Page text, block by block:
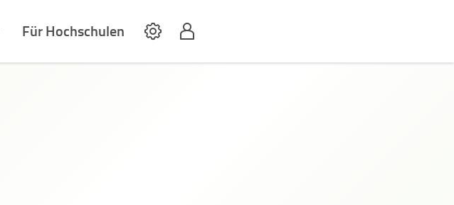
Für Hochschulen SettingsProfil